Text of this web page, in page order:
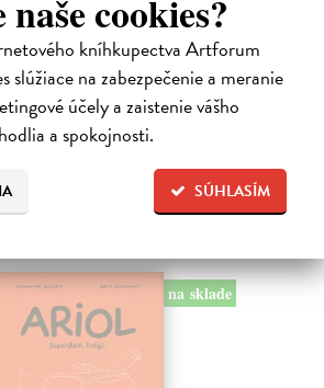
cookies?
kníhkupectva Artforum
slúžiace na zabezpečenie a meranie
účely a zaistenie vášho
a spokojnosti.
SÚHLASÍM
čelí zlej Víle Cile, oblude Kôrovi
psychokinetickým žubrienkam a
na sklade